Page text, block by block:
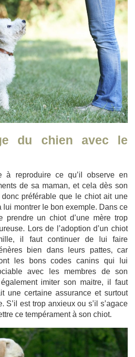
du chien avec le
à reproduire ce qu’il observe en
de sa maman, et cela dès son
préférable que le chiot ait une
lui montrer le bon exemple. Dans ce
prendre un chiot d’une mère trop
Lors de l’adoption d’un chiot
il faut continuer de lui faire
bien dans leurs pattes, car
les bons codes canins qui lui
avec les membres de son
imiter son maitre, il faut
une certaine assurance et surtout
S’il est trop anxieux ou s’il s’agace
ce tempérament à son chiot.